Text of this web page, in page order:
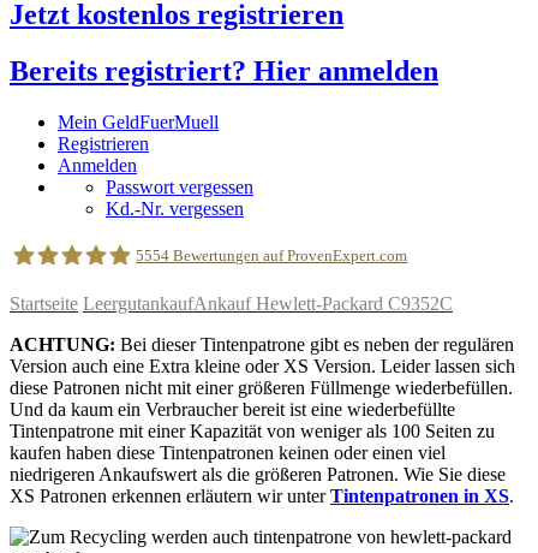
Jetzt kostenlos registrieren
Bereits registriert? Hier anmelden
Mein GeldFuerMuell
Registrieren
Anmelden
Passwort vergessen
Kd.-Nr. vergessen
5554 Bewertungen auf ProvenExpert.com
Startseite LeergutankaufAnkauf Hewlett-Packard C9352C
ACHTUNG: Bei dieser Tintenpatrone gibt es neben der regulären
Version auch eine Extra kleine oder XS Version. Leider lassen sich
diese Patronen nicht mit einer größeren Füllmenge wiederbefüllen.
Und da kaum ein Verbraucher bereit ist eine wiederbefüllte
Tintenpatrone mit einer Kapazität von weniger als 100 Seiten zu
kaufen haben diese Tintenpatronen keinen oder einen viel
niedrigeren Ankaufswert als die größeren Patronen. Wie Sie diese
XS Patronen erkennen erläutern wir unterTintenpatronen in XS.